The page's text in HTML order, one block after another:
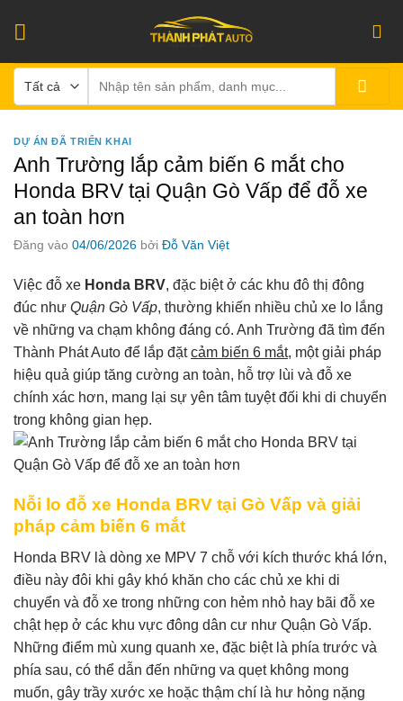
kiếm:
DỰ ÁN ĐÃ TRIỂN KHAI
Anh Trường lắp cảm biến 6 mắt cho
Honda BRV tại Quận Gò Vấp để đỗ xe
an toàn hơn
Đăng vào 04/06/2026 bởi Đỗ Văn Việt
Việc đỗ xe Honda BRV, đặc biệt ở các khu đô thị đông
đúc như Quận Gò Vấp, thường khiến nhiều chủ xe lo lắng
về những va chạm không đáng có. Anh Trường đã tìm đến
Thành Phát Auto để lắp đặtcảm biến 6 mắt, một giải pháp
hiệu quả giúp tăng cường an toàn, hỗ trợ lùi và đỗ xe
chính xác hơn, mang lại sự yên tâm tuyệt đối khi di chuyển
trong không gian hẹp.
Nỗi lo đỗ xe Honda BRV tại Gò Vấp và giải
pháp cảm biến 6 mắt
Honda BRV là dòng xe MPV 7 chỗ với kích thước khá lớn,
điều này đôi khi gây khó khăn cho các chủ xe khi di
chuyển và đỗ xe trong những con hẻm nhỏ hay bãi đỗ xe
chật hẹp ở các khu vực đông dân cư như Quận Gò Vấp.
Những điểm mù xung quanh xe, đặc biệt là phía trước và
phía sau, có thể dẫn đến những va quẹt không mong
muốn, gây trầy xước xe hoặc thậm chí là hư hỏng nặng